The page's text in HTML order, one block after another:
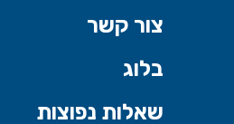
צור קשר
בלוג
שאלות נפוצות